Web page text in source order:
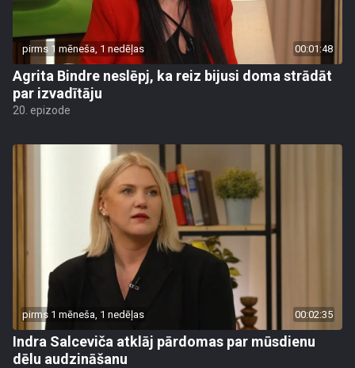
pirms 1 mēneša, 1 nedēļas 00:01:48
Agrita Bindre neslēpj, ka reiz bijusi doma strādāt
par izvadītāju
20. epizode
pirms 1 mēneša, 1 nedēļas 00:02:35
Indra Salceviča atklāj pārdomas par mūsdienu
dēlu audzināšanu